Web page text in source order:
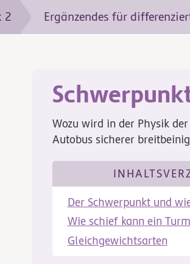
Wozu wird in der Physik
Autobus sicherer
Der Schwerpunkt und
Wie schief kann ein
Gleichgewichtsarten
2 Ergänzendes für